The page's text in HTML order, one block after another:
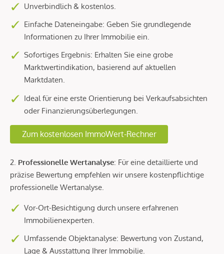
Unverbindlich & kostenlos.
Einfache Dateneingabe: Geben Sie grundlegende
Informationen zu Ihrer Immobilie ein.
Sofortiges Ergebnis: Erhalten Sie eine grobe
Marktwertindikation, basierend auf aktuellen
Marktdaten.
Ideal für eine erste Orientierung bei Verkaufsabsichten
oder Finanzierungsüberlegungen.
Zum kostenlosen ImmoWert-Rechner
2. Professionelle Wertanalyse: Für eine detaillierte und
präzise Bewertung empfehlen wir unsere kostenpflichtige
professionelle Wertanalyse.
Vor-Ort-Besichtigung durch unsere erfahrenen
Immobilienexperten.
Umfassende Objektanalyse: Bewertung von Zustand,
Lage & Ausstattung Ihrer Immobilie.